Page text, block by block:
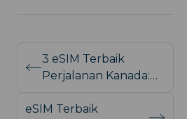
3 eSIM Terbaik
Perjalanan Kanada:
Terbaik
eSIM Terbaik